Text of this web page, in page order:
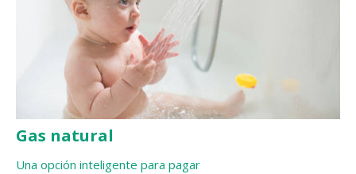
Gas natural
Una opción inteligente para pagar